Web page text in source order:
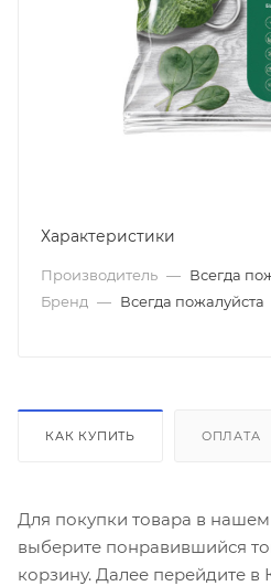
Характеристики
Производитель — Всегда
Бренд — Всегда пожалуйста
КАК КУПИТЬ ОПЛАТА
Для покупки товара в
выберите понравившийся
корзину. Далее перейдите